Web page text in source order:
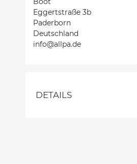
Eggertstraße 3b
Paderborn
Deutschland
info@allpa.de
DETAILS